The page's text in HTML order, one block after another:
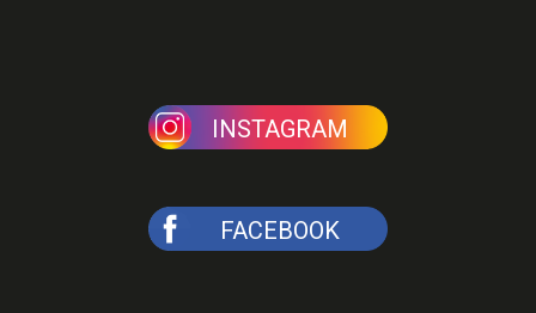
INSTAGRAM
FACEBOOK